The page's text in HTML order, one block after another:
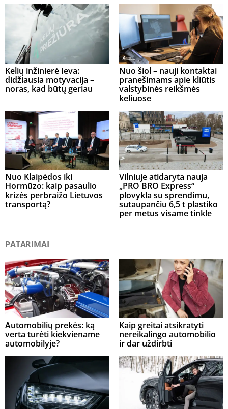
Kelių inžinierė Ieva:
didžiausia motyvacija –
noras, kad būtų geriau
Nuo šiol – nauji kontaktai
pranešimams apie kliūtis
valstybinės reikšmės
keliuose
Nuo Klaipėdos iki
Hormūzo: kaip pasaulio
krizės perbraižo Lietuvos
transportą?
Vilniuje atidaryta nauja
„PRO BRO Express“
plovykla su sprendimu,
sutaupančiu 6,5 t plastiko
per metus visame tinkle
PATARIMAI
Automobilių prekės: ką
verta turėti kiekviename
automobilyje?
Kaip greitai atsikratyti
nereikalingo automobilio
ir dar uždirbti